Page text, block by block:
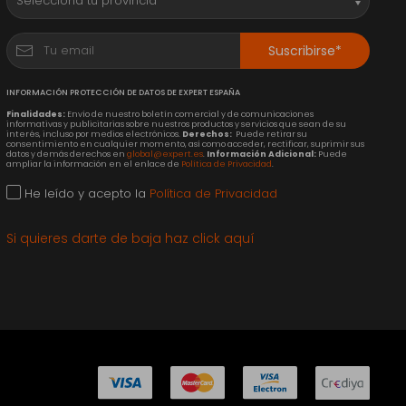
Suscribirse*
INFORMACIÓN PROTECCIÓN DE DATOS DE EXPERT ESPAÑA
Finalidades:Envío de nuestro boletín comercial y de comunicaciones
informativas y publicitarias sobre nuestros productos y servicios que sean de su
interés, incluso por medios electrónicos. Derechos:Puede retirar su
consentimiento en cualquier momento, así como acceder, rectificar, suprimir sus
datos y demás derechos en global@expert.es. Información Adicional:Puede
ampliar la información en el enlace de Política de Privacidad.
He leído y acepto la Política de Privacidad
Si quieres darte de baja haz click aquí